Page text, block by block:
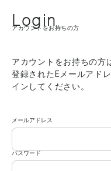
Login
アカウントをお持ちの方
アカウントをお持ちの方
登録されたEメールアド
インしてください。
メールアドレス
パスワード